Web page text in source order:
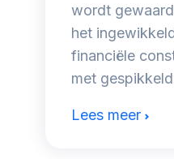
wordt
het
financiële
met
Lees meer